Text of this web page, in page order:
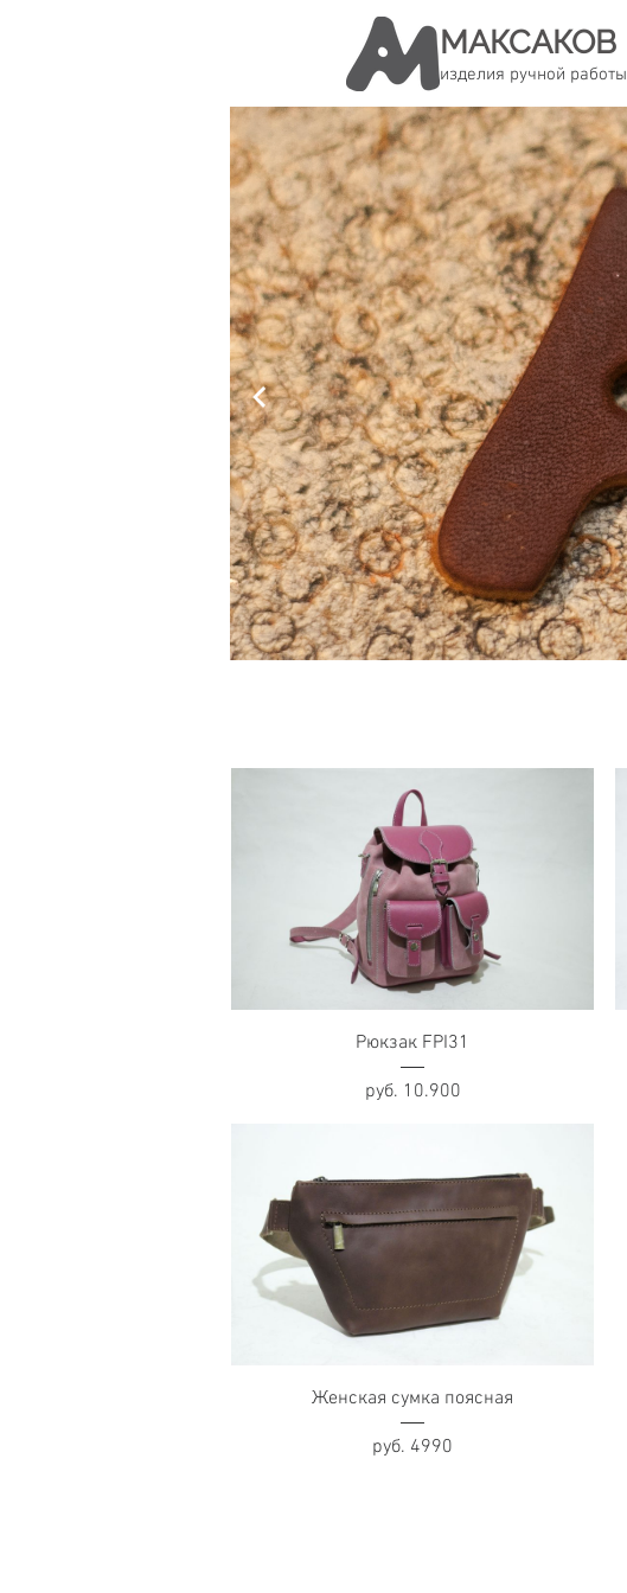
МАКСАКОВ
изделия ручной работы
Рюкзак FPI31
руб. 10.900
Женская сумка поясная
руб. 4990